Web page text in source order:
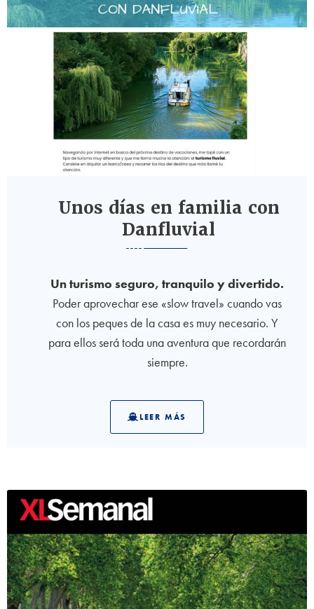
Unos días en familia con
Danfluvial
Un turismo seguro, tranquilo y divertido.
Poder aprovechar ese «slow travel» cuando vas
con los peques de la casa es muy necesario. Y
para ellos será toda una aventura que recordarán
siempre.
LEER MÁS